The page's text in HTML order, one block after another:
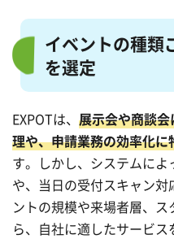
イベントの種類
を選定
EXPOTは、 展示会や商談
理や、申請業務の効率化
す。しかし、システムに
や、当日の受付スキャン
ントの規模や来場者層、
ら、自社に適したサービ